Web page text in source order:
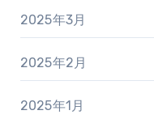
2025年3月
2025年2月
2025年1月